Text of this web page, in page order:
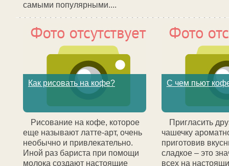
самыми популярными....
Как рисовать на кофе?
Рисование на кофе, которое
еще называют латте-арт, очень
необычно и привлекательно.
Иной раз бариста при помощи
молока создают настоящие
С чем пьют
Пригласить
чашечку
приготовив
сладкое – это
всех на